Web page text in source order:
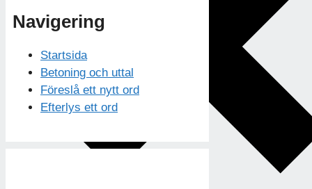
Navigering
Startsida
Betoning och uttal
Föreslå ett nytt ord
Efterlys ett ord